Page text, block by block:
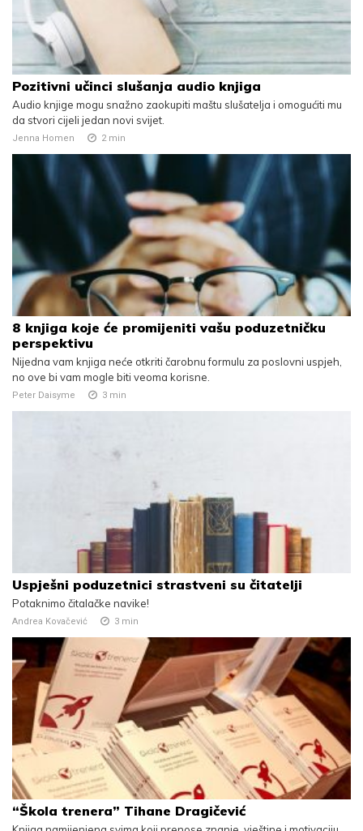
Pozitivni učinci slušanja audio knjiga
Audio knjige mogu snažno zaokupiti maštu slušatelja i omogućiti mu
da stvori cijeli jedan novi svijet.
Jenna Homen 2 min
8 knjiga koje će promijeniti vašu poduzetničku
perspektivu
Nijedna vam knjiga neće otkriti čarobnu formulu za poslovni uspjeh,
no ove bi vam mogle biti veoma korisne.
Peter Daisyme 3 min
Uspješni poduzetnici strastveni su čitatelji
Potaknimo čitalačke navike!
Andrea Kovačević 3 min
“Škola trenera” Tihane Dragičević